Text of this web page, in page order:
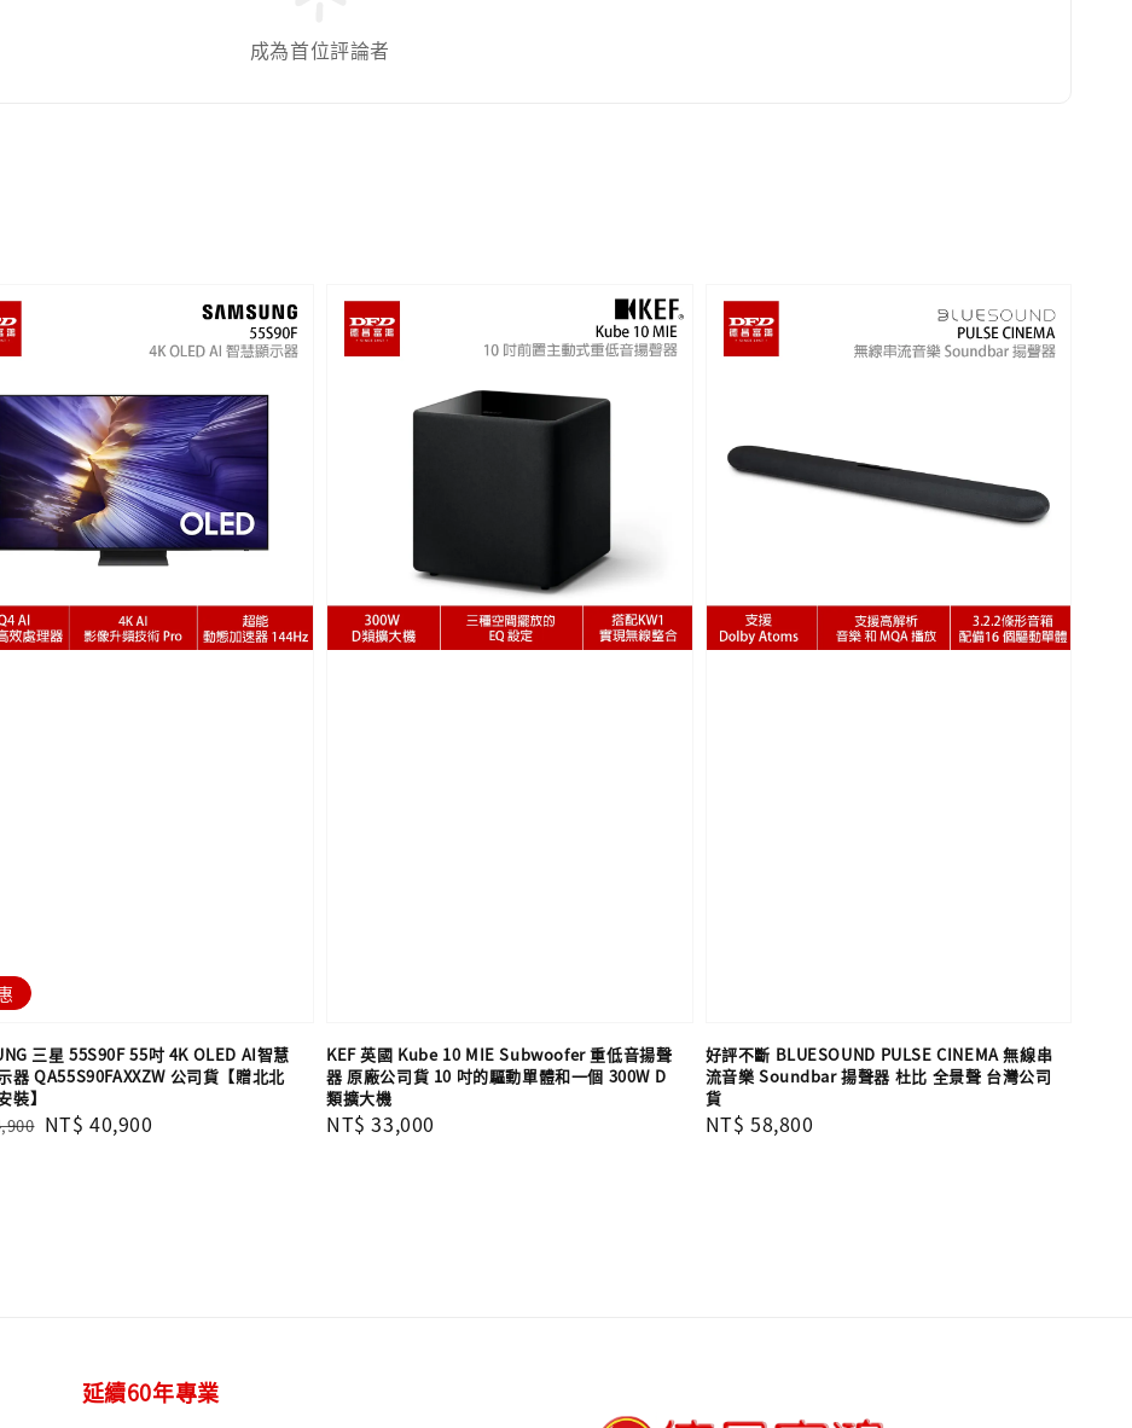
成為首位評論者
三星 55S90F 55吋 4K OLED AI智慧
器 QA55S90FAXXZW 公司貨【贈北北
裝】
Sale
NT$ 40,900
KEF 英國 Kube 10 MIE Subwoofer 重低音揚聲
器 原廠公司貨 10 吋的驅動單體和一個 300W D
類擴大機
Regular
NT$ 33,000
好評不斷 BLUESOUND PULSE CINEMA 無線串
流音樂 Soundbar 揚聲器 杜比 全景聲 台灣公司
貨
Regular
NT$ 58,800
延續60年專業